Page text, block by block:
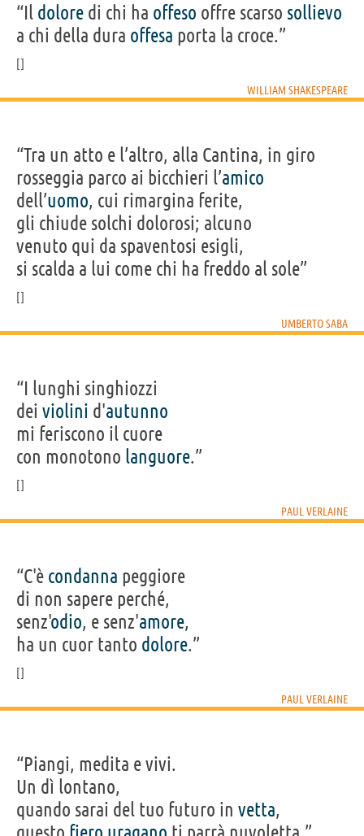
“Il dolore di chi ha offeso offre scarso sollievo
a chi della dura offesa porta la croce.”
WILLIAM SHAKESPEARE
“Tra un atto e l’altro, alla Cantina, in giro
rosseggia parco ai bicchieri l’amico
dell’uomo, cui rimargina ferite,
gli chiude solchi dolorosi; alcuno
venuto qui da spaventosi esigli,
si scalda a lui come chi ha freddo al sole”
UMBERTO SABA
“I lunghi singhiozzi
dei violini d'autunno
mi feriscono il cuore
con monotono languore.”
PAUL VERLAINE
“C'è condanna peggiore
di non sapere perché,
senz'odio, e senz'amore,
ha un cuor tanto dolore.”
PAUL VERLAINE
“Piangi, medita e vivi.
Un dì lontano,
quando sarai del tuo futuro in vetta,